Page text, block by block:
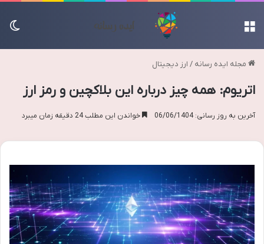
مجله ایده رسانه / ارز دیجیتال
اتریوم: همه چیز درباره این بلاکچین و رمز ارز
آخرین به روز رسانی: 06/06/1404 خواندن این مطلب 24 دقیقه زمان میبرد